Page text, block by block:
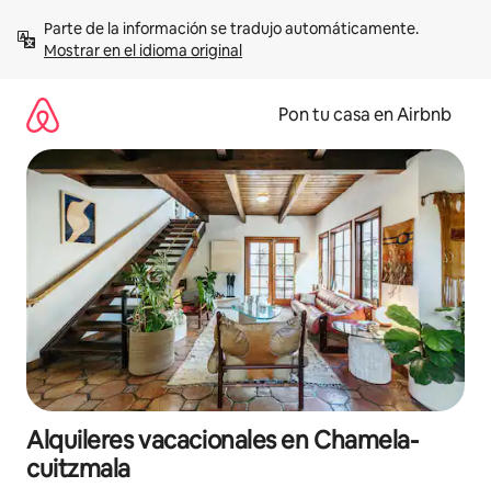
contenidoMostrar en el idioma original
Pon tu casa en Airbnb
Alquileres vacacionales en Chamela-
cuitzmala